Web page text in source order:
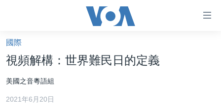
礙
鏈
接
跳
轉
美國大選2024
港澳
台灣
國際
視頻解構：世界難民日的定義
美國之音粵語組
2021年6月20日